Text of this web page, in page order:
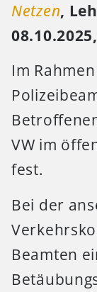
Netzen,
Im
VW im
fest.
Bei der
Beamten